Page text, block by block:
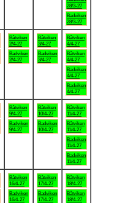
28/3-27
Badviken
28/3-27
Båtviken
2/4-27
Badviken
2/4-27
Båtviken
3/4-27
Badviken
3/4-27
Båtviken
4/4-27
Båtviken
4/4-27
Badviken
4/4-27
Badviken
4/4-27
Båtviken
9/4-27
Badviken
9/4-27
Båtviken
10/4-27
Badviken
10/4-27
Båtviken
11/4-27
Båtviken
11/4-27
Badviken
11/4-27
Badviken
11/4-27
Båtviken
16/4-27
Badviken
16/4-27
Båtviken
17/4-27
Badviken
17/4-27
Båtviken
18/4-27
Båtviken
18/4-27